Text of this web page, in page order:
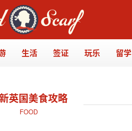
生活 签证 玩乐 留学
英国美食攻略
FOOD